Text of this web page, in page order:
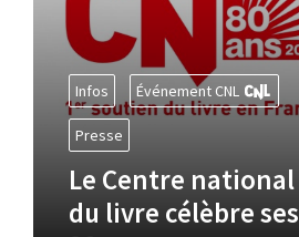
Infos Événement CNL
Presse
Le Centre national
du livre célèbre ses